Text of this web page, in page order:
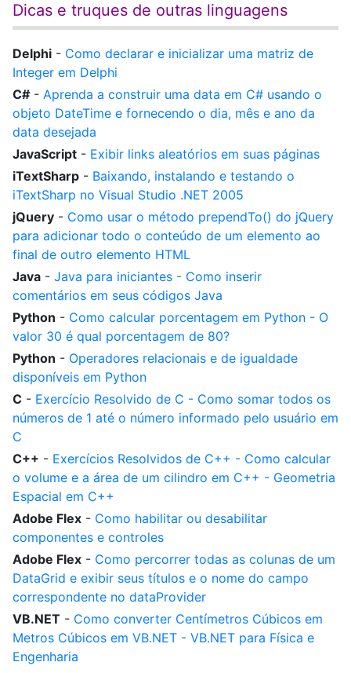
Dicas e truques de outras linguagens
Delphi - Como declarar e inicializar uma matriz de
Integer em Delphi
C# - Aprenda a construir uma data em C# usando o
objeto DateTime e fornecendo o dia, mês e ano da
data desejada
JavaScript - Exibir links aleatórios em suas páginas
iTextSharp - Baixando, instalando e testando o
iTextSharp no Visual Studio .NET 2005
jQuery - Como usar o método prependTo() do jQuery
para adicionar todo o conteúdo de um elemento ao
final de outro elemento HTML
Java - Java para iniciantes - Como inserir
comentários em seus códigos Java
Python - Como calcular porcentagem em Python - O
valor 30 é qual porcentagem de 80?
Python - Operadores relacionais e de igualdade
disponíveis em Python
C - Exercício Resolvido de C - Como somar todos os
números de 1 até o número informado pelo usuário em
C
C++ - Exercícios Resolvidos de C++ - Como calcular
o volume e a área de um cilindro em C++ - Geometria
Espacial em C++
Adobe Flex - Como habilitar ou desabilitar
componentes e controles
Adobe Flex - Como percorrer todas as colunas de um
DataGrid e exibir seus títulos e o nome do campo
correspondente no dataProvider
VB.NET - Como converter Centímetros Cúbicos em
Metros Cúbicos em VB.NET - VB.NET para Física e
Engenharia